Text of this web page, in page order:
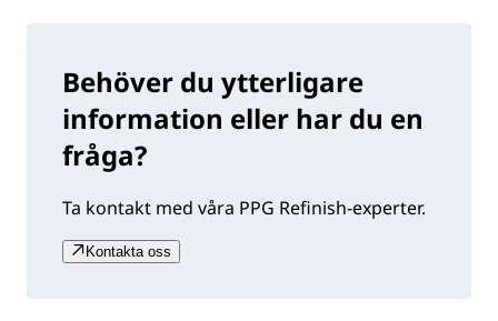
Behöver du ytterligare
information eller har du en
fråga?
Ta kontakt med våra PPG Refinish-experter.
Kontakta oss